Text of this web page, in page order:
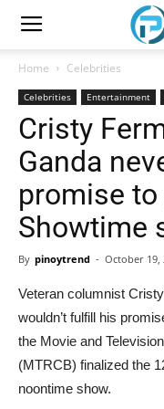
Home Celebrities
Celebrities Entertainment
Cristy
Ganda
promise to
Showtime
By pinoytrend - October 19,
Veteran columnist
wouldn’t fulfill his
the Movie and
(MTRCB) finalized the
noontime show.